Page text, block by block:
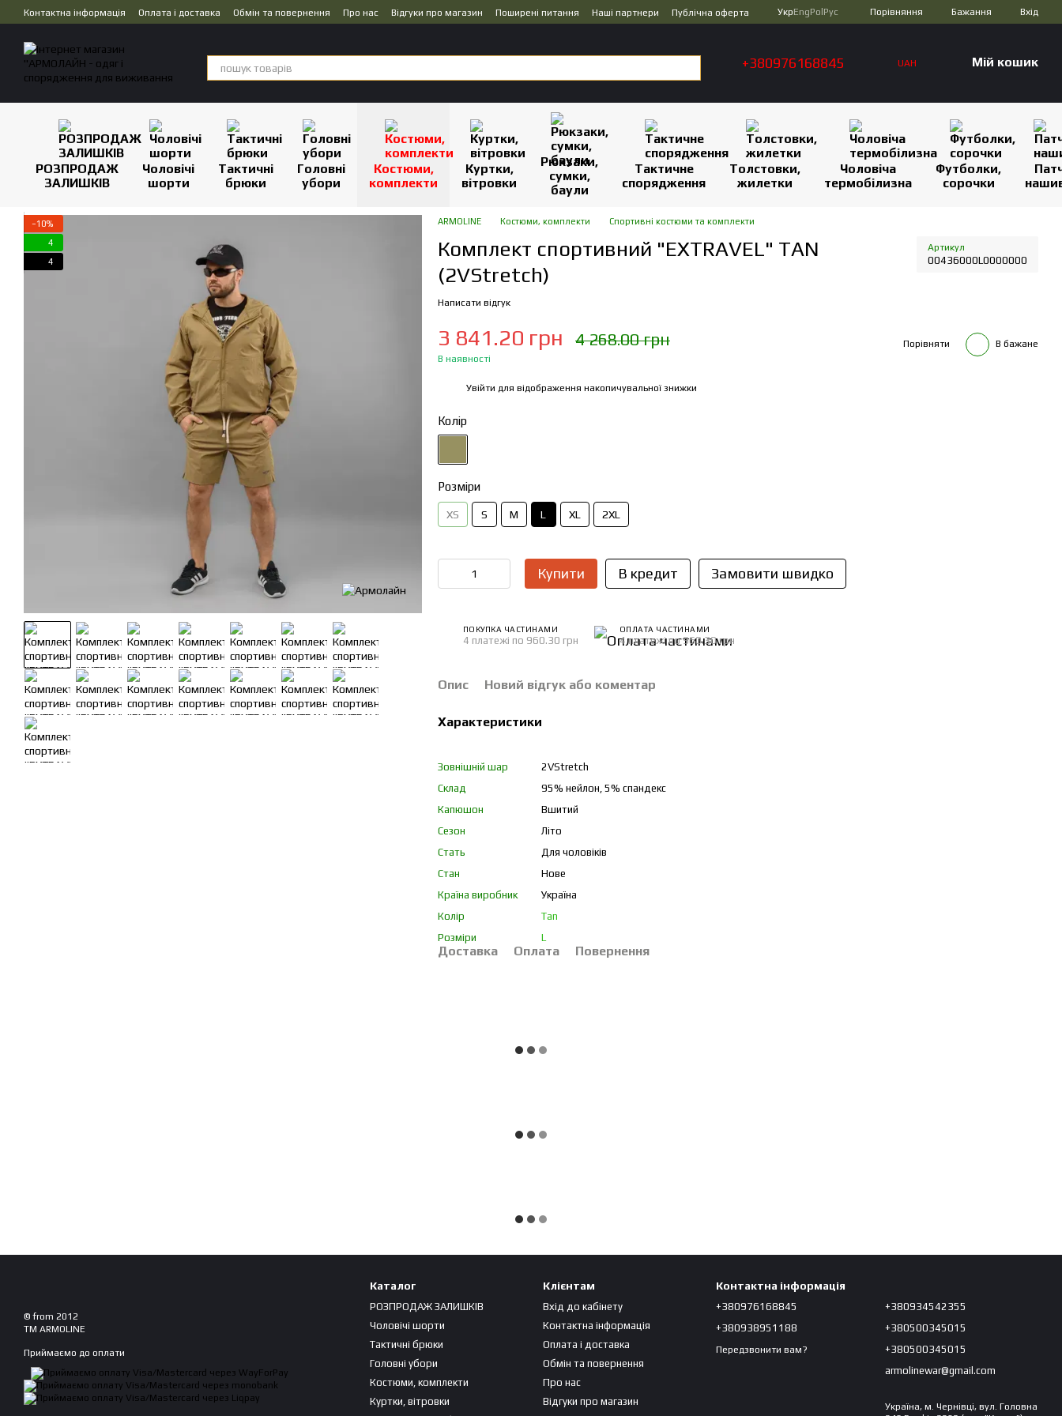
Перейти до основного контенту
Контактна інформація Оплата і доставка Обмін та повернення Про нас Відгуки про магазин Поширені питання Наші партнери
Публічна оферта
УкрEngPol Рус Порівняння Бажання Вхід
+380976168845 UAH Мій кошик
РОЗПРОДАЖ
ЗАЛИШКІВ
Чоловічі
шорти
Тактичні
брюки
Головні
убори
Костюми,
комплекти
Куртки,
вітровки
Рюкзаки,
сумки,
баули
Тактичне
спорядження
Толстовки,
жилетки
Чоловіча
термобілизна
Футболки,
сорочки
−10%
4
4
ARMOLINE Костюми, комплекти Спортивні костюми та комплекти
Комплект спортивний "EXTRAVEL" TAN
(2VStretch)
Артикул
00436000L0000000
Написати відгук
3 841.20 грн 4 268.00 грн
В наявності
Порівняти В бажане
Увійти для відображення накопичувальної знижки
Колір
Розміри
XS S M L XL 2XL
Купити В кредит Замовити швидко
ПОКУПКА ЧАСТИНАМИ
4 платежі по 960.30 грн
ОПЛАТА ЧАСТИНАМИ
4 платежі по 960.30 грн
Опис Новий відгук або коментар
Характеристики
Зовнішній шар
2VStretch
Склад
95% нейлон, 5% спандекс
Капюшон
Вшитий
Сезон
Літо
Стать
Для чоловіків
Стан
Нове
Країна виробник
Україна
Колір
Tan
Розміри
L
Доставка Оплата Повернення
© from 2012
TM ARMOLINE
Приймаємо до оплати
Каталог
РОЗПРОДАЖ ЗАЛИШКІВ
Чоловічі шорти
Тактичні брюки
Головні убори
Костюми, комплекти
Куртки, вітровки
Клієнтам
Вхід до кабінету
Контактна інформація
Оплата і доставка
Обмін та повернення
Про нас
Відгуки про магазин
Контактна інформація
+380976168845
+380938951188
Передзвонити вам?
+380934542355
+380500345015
+380500345015
armolinewar@gmail.com
Україна, м. Чернівці, вул. Головна